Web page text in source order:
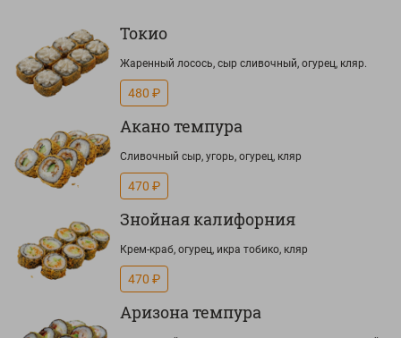
Токио
Жаренный лосось, сыр сливочный, огурец, кляр.
480 ₽
Акано темпура
Сливочный сыр, угорь, огурец, кляр
470 ₽
Знойная калифорния
Крем-краб, огурец, икра тобико, кляр
470 ₽
Аризона темпура